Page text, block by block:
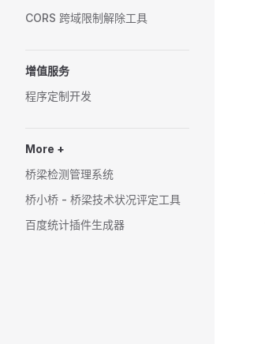
CORS 跨域限制解除工具
增值服务
程序定制开发
More +
桥梁检测管理系统
桥小桥 - 桥梁技术状况评定工具
百度统计插件生成器